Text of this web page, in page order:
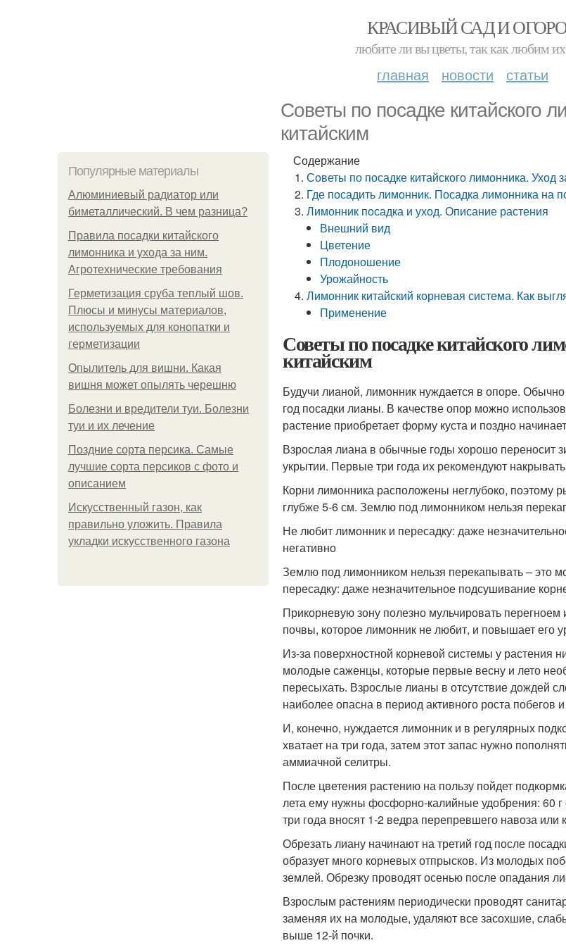
КРАСИВЫЙ САД И
любите ли вы цветы, так как любим
главная новости статьи
Советы по посадке китайского
китайским
Популярные материалы
Алюминиевый радиатор или
биметаллический. В чем разница?
Правила посадки китайского
лимонника и ухода за ним.
Агротехнические требования
Герметизация сруба теплый шов.
Плюсы и минусы материалов,
используемых для конопатки и
герметизации
Опылитель для вишни. Какая
вишня может опылять черешню
Болезни и вредители туи. Болезни
туи и их лечение
Поздние сорта персика. Самые
лучшие сорта персиков с фото и
описанием
Искусственный газон, как
правильно уложить. Правила
укладки искусственного газона
Содержание
Советы по посадке китайского лимонника. Уход
Где посадить лимонник. Посадка лимонника на
Лимонник посадка и уход. Описание растения
Внешний вид
Цветение
Плодоношение
Урожайность
Лимонник китайский корневая система. Как
Применение
Советы по посадке китайского
китайским
Будучи лианой, лимонник нуждается в опоре.
год посадки лианы. В качестве опор можно
растение приобретает форму куста и поздно
Взрослая лиана в обычные годы хорошо переносит
укрытии. Первые три года их рекомендуют
Корни лимонника расположены неглубоко, поэтому
глубже 5-6 см. Землю под лимонником нельзя
Не любит лимонник и пересадку: даже
негативно
Землю под лимонником нельзя перекапывать – это
пересадку: даже незначительное подсушивание
Прикорневую зону полезно мульчировать
почвы, которое лимонник не любит, и повышает его
Из-за поверхностной корневой системы у растения
молодые саженцы, которые первые весну и лето
пересыхать. Взрослые лианы в отсутствие дождей
наиболее опасна в период активного роста побегов
И, конечно, нуждается лимонник и в регулярных
хватает на три года, затем этот запас нужно
аммиачной селитры.
После цветения растению на пользу пойдет
лета ему нужны фосфорно-калийные удобрения: 60
три года вносят 1-2 ведра перепревшего навоза или
Обрезать лиану начинают на третий год после
образует много корневых отпрысков. Из молодых
землей. Обрезку проводят осенью после опадания
Взрослым растениям периодически проводят
заменяя их на молодые, удаляют все засохшие,
выше 12-й почки.